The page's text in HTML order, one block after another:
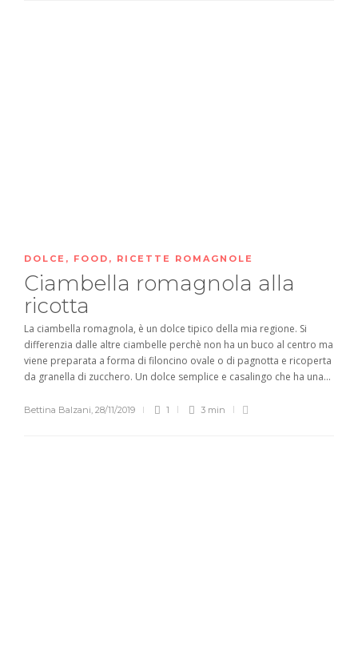
DOLCE , FOOD , RICETTE ROMAGNOLE
Ciambella romagnola alla
ricotta
La ciambella romagnola, è un dolce tipico della mia regione. Si
differenzia dalle altre ciambelle perchè non ha un buco al centro ma
viene preparata a forma di filoncino ovale o di pagnotta e ricoperta
da granella di zucchero. Un dolce semplice e casalingo che ha una...
Bettina Balzani, 28/11/2019 1 3 min